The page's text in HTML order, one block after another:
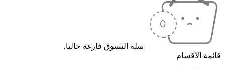
سلة التسوق فارغة حاليا.
قائمة الأقسام